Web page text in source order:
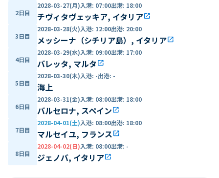
2日目
2028-03-27(月)入港: 07:00出港: 18:00
チヴィタヴェッキア, イタリアopen_in_new
3日目
2028-03-28(火)入港: 12:00出港: 20:00
メッシーナ（シチリア島）, イタリアopen_in_new
4日目
2028-03-29(水)入港: 09:00出港: 17:00
バレッタ, マルタopen_in_new
5日目
2028-03-30(木)入港: -出港: -
海上
6日目
2028-03-31(金)入港: 08:00出港: 18:00
バルセロナ, スペインopen_in_new
7日目
2028-04-01(土)入港: 08:00出港: 18:00
マルセイユ, フランスopen_in_new
8日目
2028-04-02(日)入港: 08:00出港: -
ジェノバ, イタリアopen_in_new